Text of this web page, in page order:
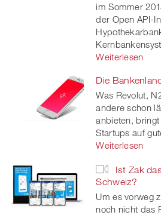
im Sommer
der Open API-
Weiterlesen
Die
Was Revolut,
andere schon
anbieten,
Startups auf
Weiterlesen
Ist Zak
Schweiz?
Um es vorweg
noch nicht das